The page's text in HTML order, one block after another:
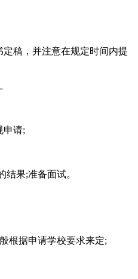
稿，并注意在规定时间内提
请;
果;准备面试。
据申请学校要求来定;